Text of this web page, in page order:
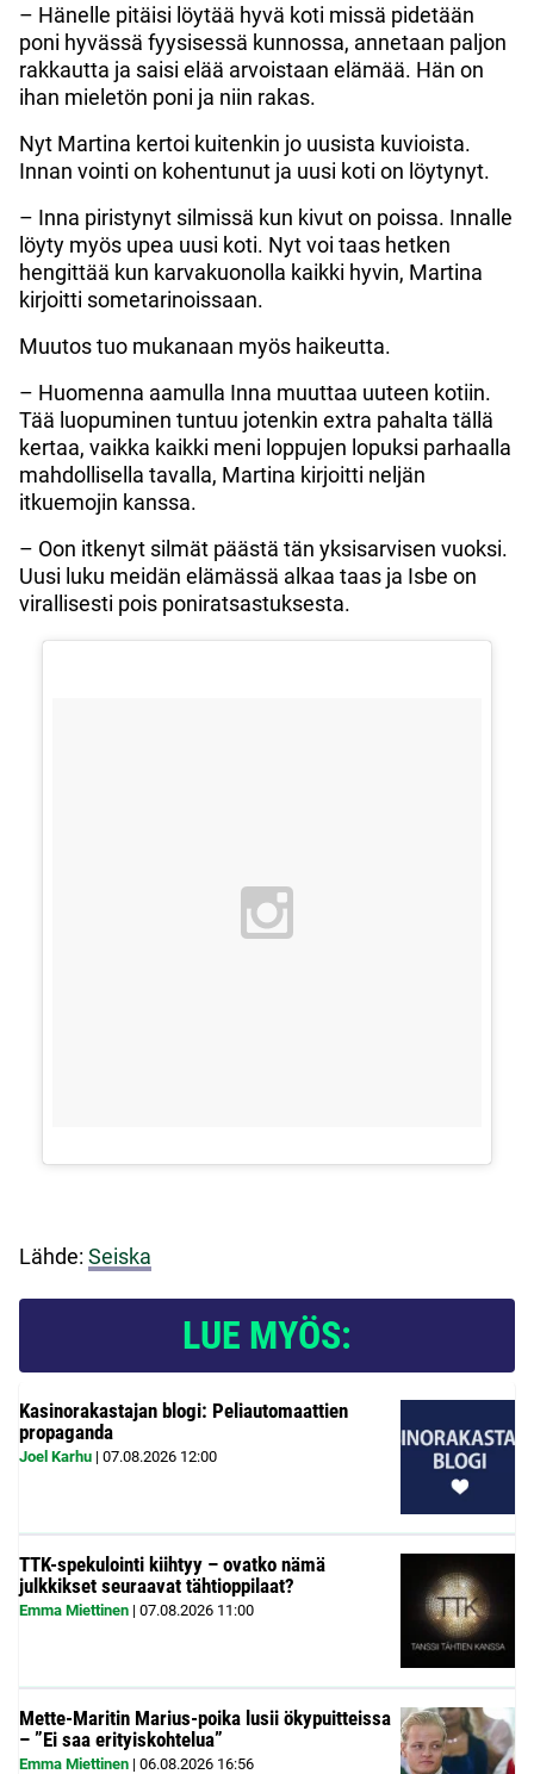
– Hänelle pitäisi löytää hyvä koti missä pidetään
poni hyvässä fyysisessä kunnossa, annetaan paljon
rakkautta ja saisi elää arvoistaan elämää. Hän on
ihan mieletön poni ja niin rakas.
Nyt Martina kertoi kuitenkin jo uusista kuvioista.
Innan vointi on kohentunut ja uusi koti on löytynyt.
– Inna piristynyt silmissä kun kivut on poissa. Innalle
löyty myös upea uusi koti. Nyt voi taas hetken
hengittää kun karvakuonolla kaikki hyvin, Martina
kirjoitti sometarinoissaan.
Muutos tuo mukanaan myös haikeutta.
– Huomenna aamulla Inna muuttaa uuteen kotiin.
Tää luopuminen tuntuu jotenkin extra pahalta tällä
kertaa, vaikka kaikki meni loppujen lopuksi parhaalla
mahdollisella tavalla, Martina kirjoitti neljän
itkuemojin kanssa.
– Oon itkenyt silmät päästä tän yksisarvisen vuoksi.
Uusi luku meidän elämässä alkaa taas ja Isbe on
virallisesti pois poniratsastuksesta.
Lähde: Seiska
LUE MYÖS:
Kasinorakastajan blogi: Peliautomaattien
propaganda
Joel Karhu | 07.08.2026 12:00
TTK-spekulointi kiihtyy – ovatko nämä
julkkikset seuraavat tähtioppilaat?
Emma Miettinen | 07.08.2026 11:00
Mette-Maritin Marius-poika lusii ökypuitteissa
– ”Ei saa erityiskohtelua”
Emma Miettinen | 06.08.2026 16:56